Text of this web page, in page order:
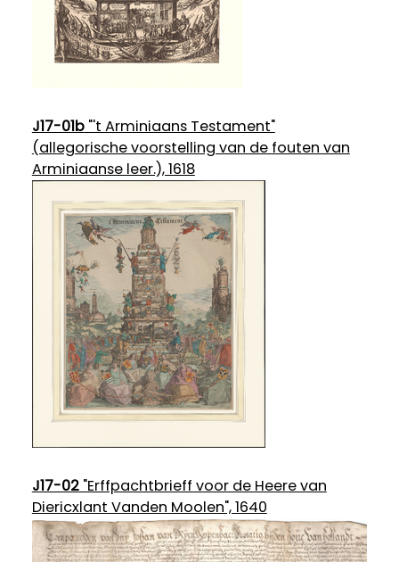
J17-01b"'t Arminiaans Testament"
(allegorische voorstelling van de fouten van
Arminiaanse leer.), 1618
J17-02"Erffpachtbrieff voor de Heere van
Diericxlant Vanden Moolen", 1640